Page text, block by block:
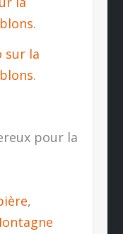
.
sur la
.
pour la
,